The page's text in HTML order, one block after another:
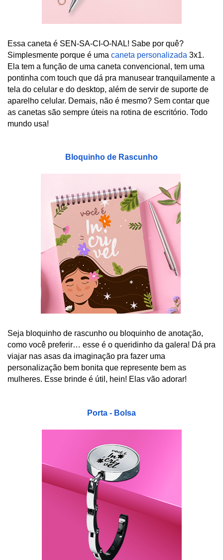
Essa caneta é SEN-SA-CI-O-NAL! Sabe por quê?
Simplesmente porque é uma caneta personalizada 3x1.
Ela tem a função de uma caneta convencional, tem uma
pontinha com touch que dá pra manusear tranquilamente a
tela do celular e do desktop, além de servir de suporte de
aparelho celular. Demais, não é mesmo? Sem contar que
as canetas são sempre úteis na rotina de escritório. Todo
mundo usa!
Bloquinho de Rascunho
Seja bloquinho de rascunho ou bloquinho de anotação,
como você preferir… esse é o queridinho da galera! Dá pra
viajar nas asas da imaginação pra fazer uma
personalização bem bonita que represente bem as
mulheres. Esse brinde é útil, hein! Elas vão adorar!
Porta - Bolsa